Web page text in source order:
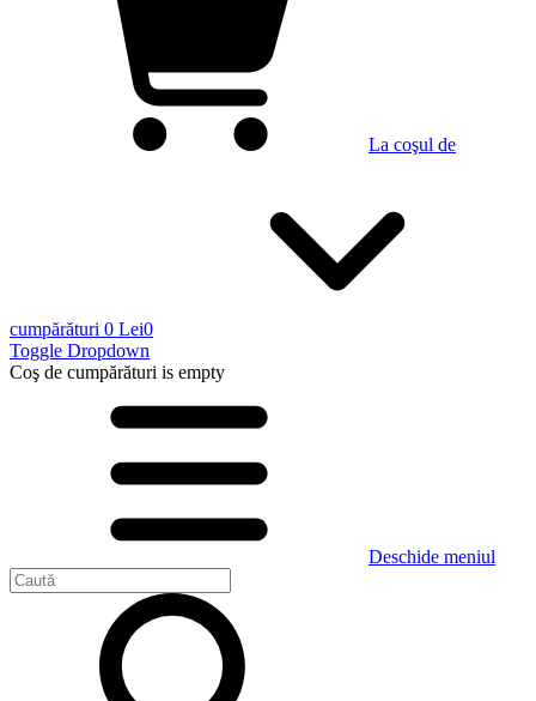
La coşul de
cumpărături 0 Lei0
Toggle Dropdown
Coş de cumpărături is empty
Deschide meniul